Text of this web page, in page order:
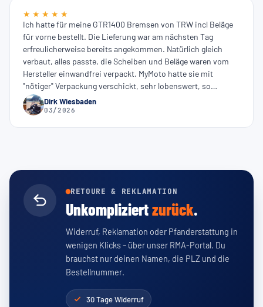
★ ★ ★ ★ ★
Ich hatte für meine GTR1400 Bremsen von TRW incl Beläge
für vorne bestellt. Die Lieferung war am nächsten Tag
erfreulicherweise bereits angekommen. Natürlich gleich
verbaut, alles passte, die Scheiben und Beläge waren vom
Hersteller einwandfrei verpackt. MyMoto hatte sie mit
"nötiger" Verpackung verschickt, sehr lobenswert, so
entstand kein unnötiger Verpackungsmüll. Die Webseite ist
einfach zu bedienen, hab mich direkt zurechtgefunden. Der
Dirk Wiesbaden
03/2026
RETOURE & REKLAMATION
Unkompliziertzurück.
Widerruf, Reklamation oder Pfanderstattung in
wenigen Klicks – über unser RMA-Portal. Du
brauchst nur deinen Namen, die PLZ und die
Bestellnummer.
30 Tage Widerruf